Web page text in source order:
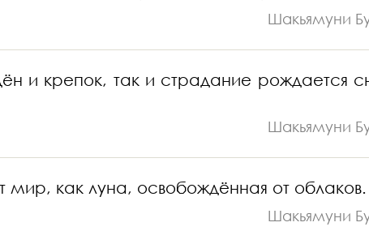
Шакьямуни
и крепок, так и страдание рождается
Шакьямуни
как луна, освобождённая от облаков.
Шакьямуни